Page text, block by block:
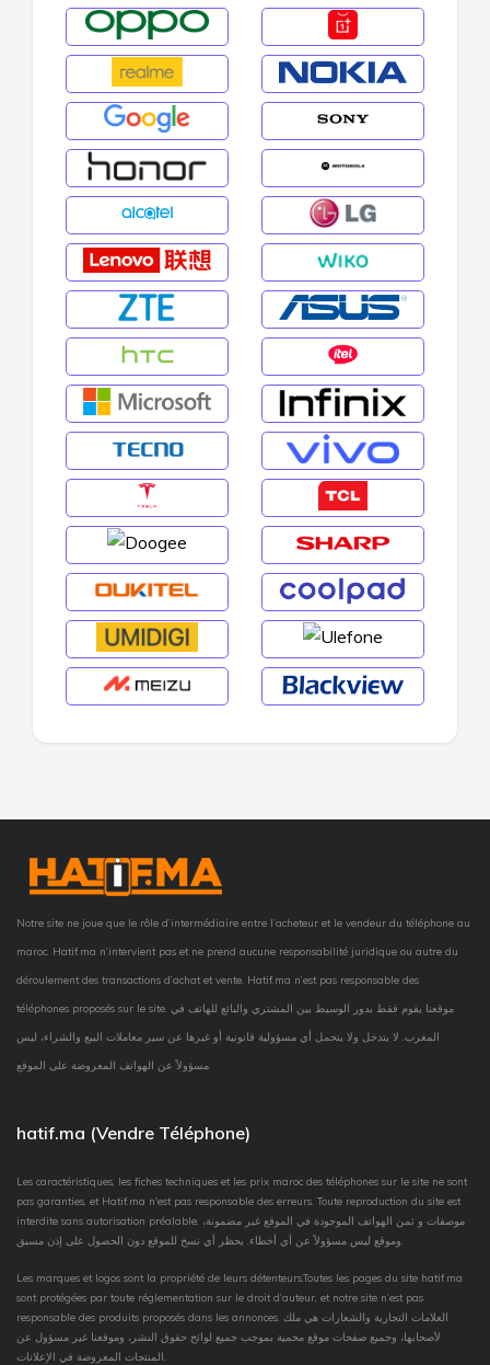
Notre site ne joue que le rôle d’intermédiaire entre l’acheteur et le vendeur du téléphone au
maroc. Hatif.ma n’intervient pas et ne prend aucune responsabilité juridique ou autre du
déroulement des transactions d’achat et vente, Hatif.ma n’est pas responsable des
téléphones proposés sur le site. موقعنا يقوم فقط بدور الوسيط بين المشتري والبائع للهاتف في
المغرب. لا يتدخل ولا يتحمل أي مسؤولية قانونية أو غيرها عن سير معاملات البيع والشراء، ليس
hatif.ma (Vendre Téléphone)
Les caractéristiques, les fiches techniques et les prix maroc des téléphones sur le site ne sont
pas garanties, et Hatif.ma n'est pas responsable des erreurs. Toute reproduction du site est
interdite sans autorisation préalable. موصفات و ثمن الهواتف الموجودة في الموقع غير مضمونة،
Les marques et logos sont la propriété de leurs détenteurs.Toutes les pages du site hatif.ma
sont protégées par toute réglementation sur le droit d’auteur, et notre site n’est pas
responsable des produits proposés dans les annonces. العلامات التجارية والشعارات هي ملك
لأصحابها، وجميع صفحات موقع محمية بموجب جميع لوائح حقوق النشر، وموقعنا غير مسؤول عن